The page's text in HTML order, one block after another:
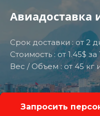
Авиадоставка
Срок доставки : от 2
Стоимость : от 1.45$ за
Вес / Объем : от 45 кг
Запросить